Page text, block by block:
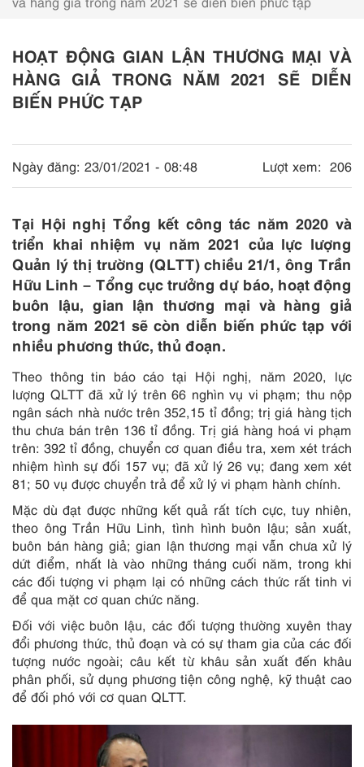
HOẠT ĐỘNG GIAN LẬN THƯƠNG MẠI VÀ
HÀNG GIẢ TRONG NĂM 2021 SẼ DIỄN
BIẾN PHỨC TẠP
Ngày đăng: 23/01/2021 - 08:48 Lượt xem: 206
Tại Hội nghị Tổng kết công tác năm 2020 và
triển khai nhiệm vụ năm 2021 của lực lượng
Quản lý thị trường (QLTT) chiều 21/1, ông Trần
Hữu Linh – Tổng cục trưởng dự báo, hoạt động
buôn lậu, gian lận thương mại và hàng giả
trong năm 2021 sẽ còn diễn biến phức tạp với
nhiều phương thức, thủ đoạn.
Theo thông tin báo cáo tại Hội nghị, năm 2020, lực
lượng QLTT đã xử lý trên 66 nghìn vụ vi phạm; thu nộp
ngân sách nhà nước trên 352,15 tỉ đồng; trị giá hàng tịch
thu chưa bán trên 136 tỉ đồng. Trị giá hàng hoá vi phạm
trên: 392 tỉ đồng, chuyển cơ quan điều tra, xem xét trách
nhiệm hình sự đối 157 vụ; đã xử lý 26 vụ; đang xem xét
81; 50 vụ được chuyển trả để xử lý vi phạm hành chính.
Mặc dù đạt được những kết quả rất tích cực, tuy nhiên,
theo ông Trần Hữu Linh, tình hình buôn lậu; sản xuất,
buôn bán hàng giả; gian lận thương mại vẫn chưa xử lý
dứt điểm, nhất là vào những tháng cuối năm, trong khi
các đối tượng vi phạm lại có những cách thức rất tinh vi
để qua mặt cơ quan chức năng.
Đối với việc buôn lậu, các đối tượng thường xuyên thay
đổi phương thức, thủ đoạn và có sự tham gia của các đối
tượng nước ngoài; câu kết từ khâu sản xuất đến khâu
phân phối, sử dụng phương tiện công nghệ, kỹ thuật cao
để đối phó với cơ quan QLTT.